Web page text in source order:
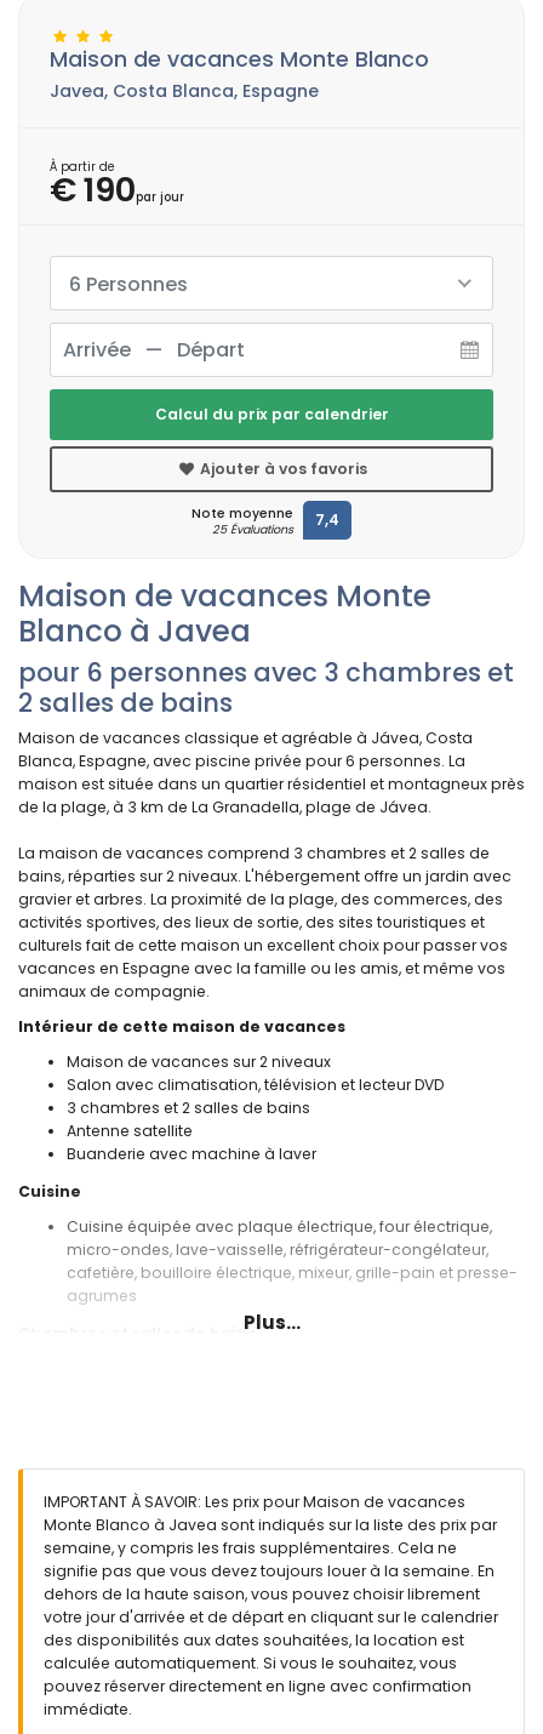
Maison de vacances Monte
Blanco à Javea
pour 6 personnes avec 3 chambres et
2 salles de bains
Maison de vacances classique et agréable à Jávea, Costa
Blanca, Espagne, avec piscine privée pour 6 personnes. La
maison est située dans un quartier résidentiel et montagneux près
de la plage, à 3 km de La Granadella, plage de Jávea.
La maison de vacances comprend 3 chambres et 2 salles de
bains, réparties sur 2 niveaux. L'hébergement offre un jardin avec
gravier et arbres. La proximité de la plage, des commerces, des
activités sportives, des lieux de sortie, des sites touristiques et
culturels fait de cette maison un excellent choix pour passer vos
vacances en Espagne avec la famille ou les amis, et même vos
animaux de compagnie.
Intérieur de cette maison de vacances
Maison de vacances sur 2 niveaux
Salon avec climatisation, télévision et lecteur DVD
3 chambres et 2 salles de bains
Antenne satellite
Buanderie avec machine à laver
Cuisine
Cuisine équipée avec plaque électrique, four électrique,
micro-ondes, lave-vaisselle, réfrigérateur-congélateur,
cafetière, bouilloire électrique, mixeur, grille-pain et presse-
agrumes
Chambres et salles de bains
Extérieur de cette maison de vacances
Terrain clôturé
Piscine privée mesurant 10 m x 5 m et 2 m de profondeur
Jardin avec gravier, arbres et mobilier de jardin avec
transats
2 terrasses, dont 1 couverte
Barbecue
Espace salon extérieur et espace repas extérieur
Parking communautaire
Plus d'informations
Plus...
IMPORTANT À SAVOIR: Les prix pour Maison de vacances
Monte Blanco à Javea sont indiqués sur la liste des prix par
semaine, y compris les frais supplémentaires. Cela ne
signifie pas que vous devez toujours louer à la semaine. En
dehors de la haute saison, vous pouvez choisir librement
votre jour d'arrivée et de départ en cliquant sur le calendrier
des disponibilités aux dates souhaitées, la location est
calculée automatiquement. Si vous le souhaitez, vous
pouvez réserver directement en ligne avec confirmation
immédiate.
Maison de vacances Monte Blanco
Javea, Costa Blanca, Espagne
À partir de
€ 190par jour
6 Personnes
Calcul du prix par calendrier
Ajouter à vos favoris
Note moyenne
25 Évaluations 7,4